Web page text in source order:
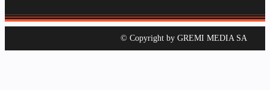
© Copyright by GREMI MEDIA SA